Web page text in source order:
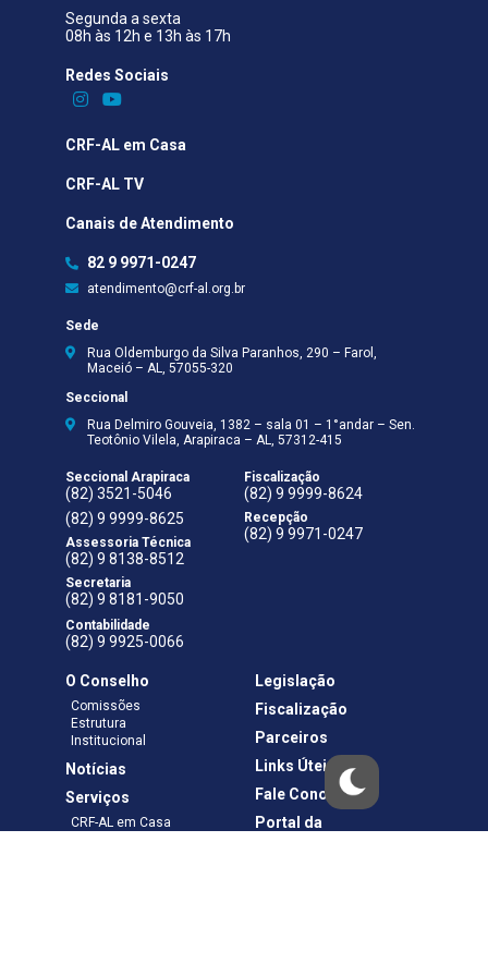
Segunda a sexta
08h às 12h e 13h às 17h
Redes Sociais​
CRF-AL em Casa
CRF-AL TV
Canais de Atendimento
82 9 9971-0247
atendimento@crf-al.org.br
Sede
Rua Oldemburgo da Silva Paranhos, 290 – Farol,
Maceió – AL, 57055-320
Seccional
Rua Delmiro Gouveia, 1382 – sala 01 – 1°andar – Sen.
Teotônio Vilela, Arapiraca – AL, 57312-415
Seccional Arapiraca
(82) 3521-5046
(82) 9 9999-8625
Assessoria Técnica
(82) 9 8138-8512
Secretaria
(82) 9 8181-9050
Contabilidade
(82) 9 9925-0066
Fiscalização
(82) 9 9999-8624
Recepção
(82) 9 9971-0247
O Conselho
Comissões
Estrutura
Institucional
Notícias
Serviços
CRF-AL em Casa
Legislação
Fiscalização
Parceiros
Links Úteis
Fale Conosco
Portal da